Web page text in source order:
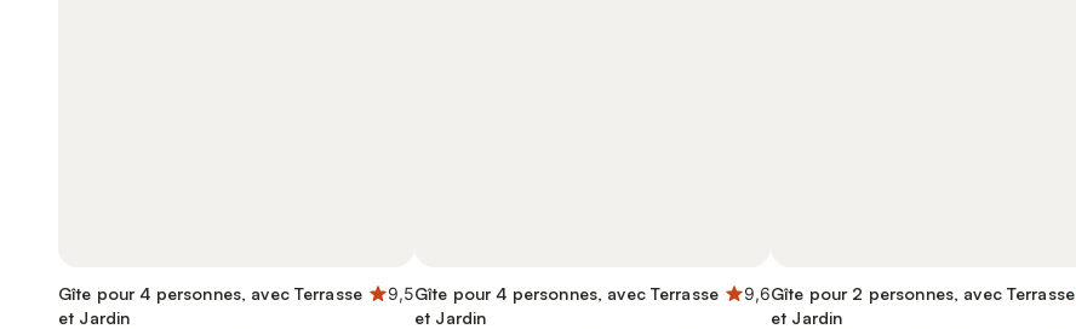
Gîte pour 4 personnes, avec Terrasse
et Jardin
9,5Gîte pour 4 personnes, avec Terrasse
et Jardin
9,6Gîte pour 2 personnes, avec Terrasse
et Jardin